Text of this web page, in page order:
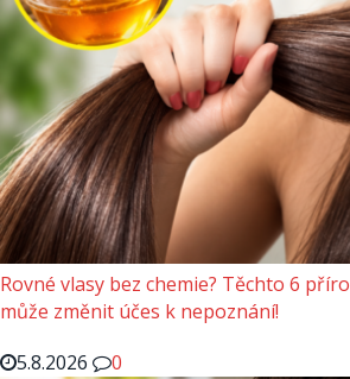
Rovné vlasy bez chemie? Těchto 6
může změnit účes k nepoznání!
5.8.2026
0